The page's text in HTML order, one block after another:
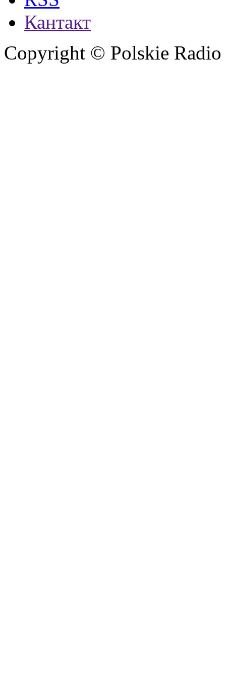
Кантакт
Copyright © Polskie